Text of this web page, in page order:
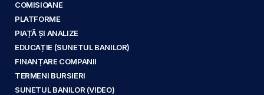
COMISIOANE
PLATFORME
PIAȚĂ ȘI ANALIZE
EDUCAȚIE (SUNETUL BANILOR)
FINANȚARE COMPANII
TERMENI BURSIERI
SUNETUL BANILOR (VIDEO)